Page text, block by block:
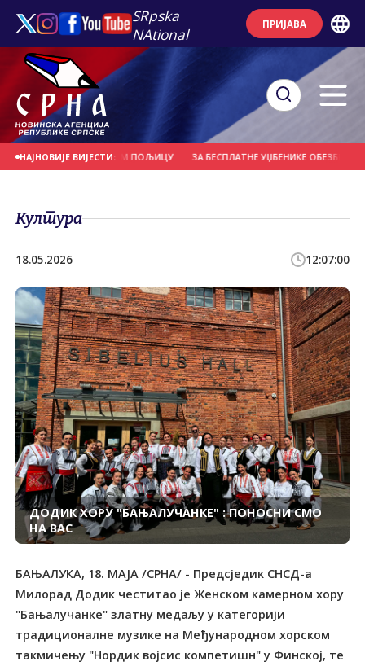
SRpska
NAtional
ПРИЈАВА
НАЈНОВИЈЕ ВИЈЕСТИ:
ПОЖАР У ПЕTРОВОМ ПОЉИЦУ ЗА БЕСПЛАТНЕ УЏБЕНИКЕ
Култура
18.05.2026 12:07:00
ДОДИК ХОРУ "БАЊАЛУЧАНКЕ" : ПОНОСНИ СМО
НА ВАС
БАЊАЛУКА, 18. МАЈА /СРНА/ - Предсједик СНСД-а
Милорад Додик честитао је Женском камерном хору
"Бањалучанке" златну медаљу у категорији
традиционалне музике на Међународном хорском
такмичењу "Нордик војсис компетишн" у Финској, те